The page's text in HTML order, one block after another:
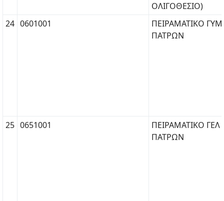
ΟΛΙΓΟΘΕΣΙΟ)
24 0601001
ΠΕΙΡΑΜΑΤΙΚΟ
ΠΑΤΡΩΝ
25 0651001
ΠΕΙΡΑΜΑΤΙΚΟ ΓΕΛ
ΠΑΤΡΩΝ